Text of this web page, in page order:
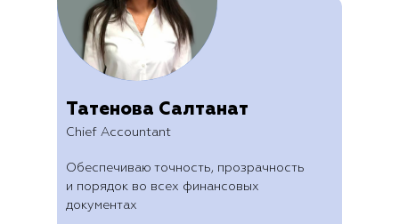
Обеспечиваю точность, прозрачность
и порядок во всех финансовых
документах
Chief Accountant
Татенова Салтанат